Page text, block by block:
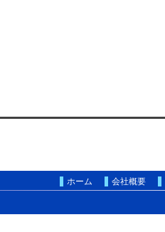
ホーム 会社概要